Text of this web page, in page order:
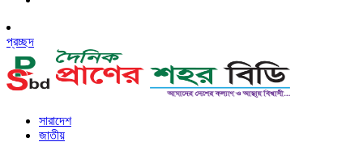
প্রচ্ছদ
সারাদেশ
জাতীয়